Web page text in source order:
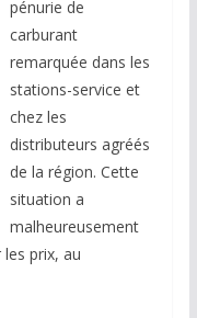
pénurie de
carburant
remarquée dans les
stations-service et
chez les
distributeurs agréés
de la région. Cette
situation a
malheureusement
prix, au